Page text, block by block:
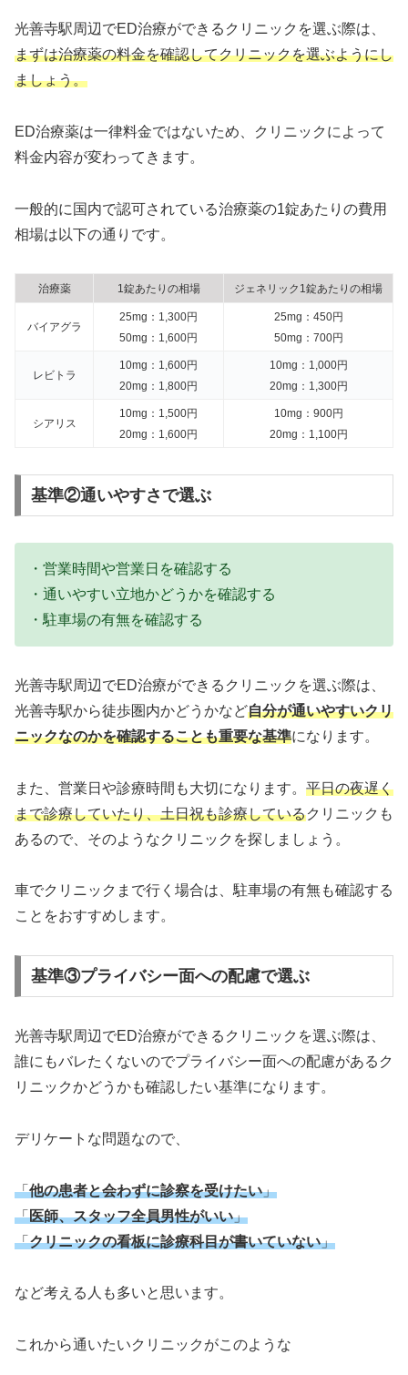
光善寺駅周辺でED治療ができるクリニックを選ぶ際は、
まずは治療薬の料金を確認してクリニックを選ぶようにし
ましょう。
ED治療薬は一律料金ではないため、クリニックによって
料金内容が変わってきます。
一般的に国内で認可されている治療薬の1錠あたりの費用
相場は以下の通りです。
治療薬 1錠あたりの相場 ジェネリック1錠あたりの相場
バイアグラ
25mg：1,300円
50mg：1,600円
25mg：450円
50mg：700円
レビトラ
10mg：1,600円
20mg：1,800円
10mg：1,000円
20mg：1,300円
シアリス
10mg：1,500円
20mg：1,600円
10mg：900円
20mg：1,100円
基準②通いやすさで選ぶ
・営業時間や営業日を確認する
・通いやすい立地かどうかを確認する
・駐車場の有無を確認する
光善寺駅周辺でED治療ができるクリニックを選ぶ際は、
光善寺駅から徒歩圏内かどうかなど自分が通いやすいクリ
ニックなのかを確認することも重要な基準になります。
また、営業日や診療時間も大切になります。 平日の夜遅く
まで診療していたり、土日祝も診療しているクリニックも
あるので、そのようなクリニックを探しましょう。
車でクリニックまで行く場合は、駐車場の有無も確認する
ことをおすすめします。
基準③プライバシー面への配慮で選ぶ
光善寺駅周辺でED治療ができるクリニックを選ぶ際は、
誰にもバレたくないのでプライバシー面への配慮があるク
リニックかどうかも確認したい基準になります。
デリケートな問題なので、
「他の患者と会わずに診察を受けたい」
「医師、スタッフ全員男性がいい」
「クリニックの看板に診療科目が書いていない」
など考える人も多いと思います。
これから通いたいクリニックがこのような